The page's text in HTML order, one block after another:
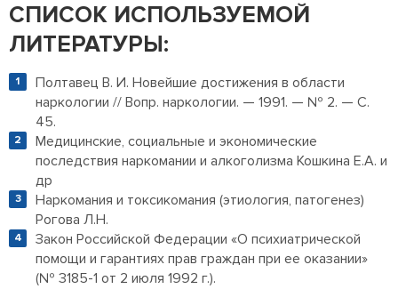
СПИСОК ИСПОЛЬЗУЕМОЙ
ЛИТЕРАТУРЫ:
Полтавец В. И. Новейшие достижения в области
наркологии // Вопр. наркологии. — 1991. — № 2. — С.
45.
Медицинские, социальные и экономические
последствия наркомании и алкоголизма Кошкина Е.А. и
др
Наркомания и токсикомания (этиология, патогенез)
Рогова Л.Н.
Закон Российской Федерации «О психиатрической
помощи и гарантиях прав граждан при ее оказании»
(№ 3185-1 от 2 июля 1992 г.).